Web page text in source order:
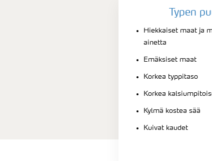
Typen
Hiekkaiset maat ja
ainetta
Emäksiset maat
Korkea typpitaso
Korkea
Kylmä kostea sää
Kuivat kaudet